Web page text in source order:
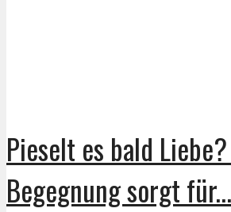
Pieselt es bald
Begegnung sorgt für...